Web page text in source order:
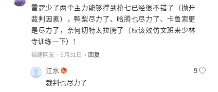
雷霆少了两个主力能够撑到抢七已经很不错了（抛开
裁判因素），鸭梨尽力了、哈腾也尽力了、卡鲁索更
是尽力了，奈何切特太拉胯了（应该效仿文班来少林
寺训练一下）！
福建网友 5月31日 回复
江水
9
裁判也尽力了